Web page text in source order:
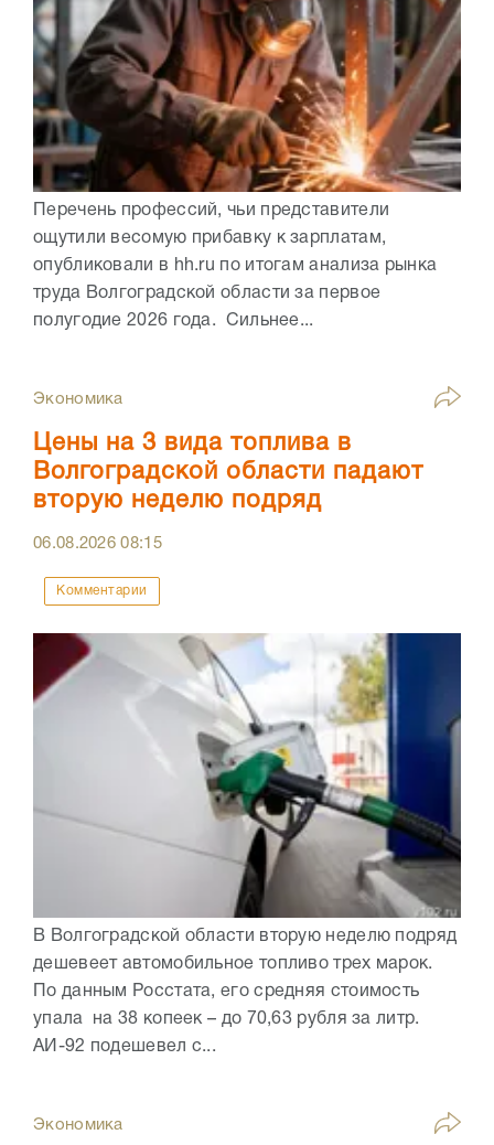
Перечень профессий, чьи представители
ощутили весомую прибавку к зарплатам,
опубликовали в hh.ru по итогам анализа рынка
труда Волгоградской области за первое
полугодие 2026 года. Сильнее...
Экономика
Цены на 3 вида топлива в
Волгоградской области падают
вторую неделю подряд
06.08.202608:15
Комментарии
В Волгоградской области вторую неделю подряд
дешевеет автомобильное топливо трех марок.
По данным Росстата, его средняя стоимость
упала на 38 копеек – до 70,63 рубля за литр.
АИ-92 подешевел с...
Экономика